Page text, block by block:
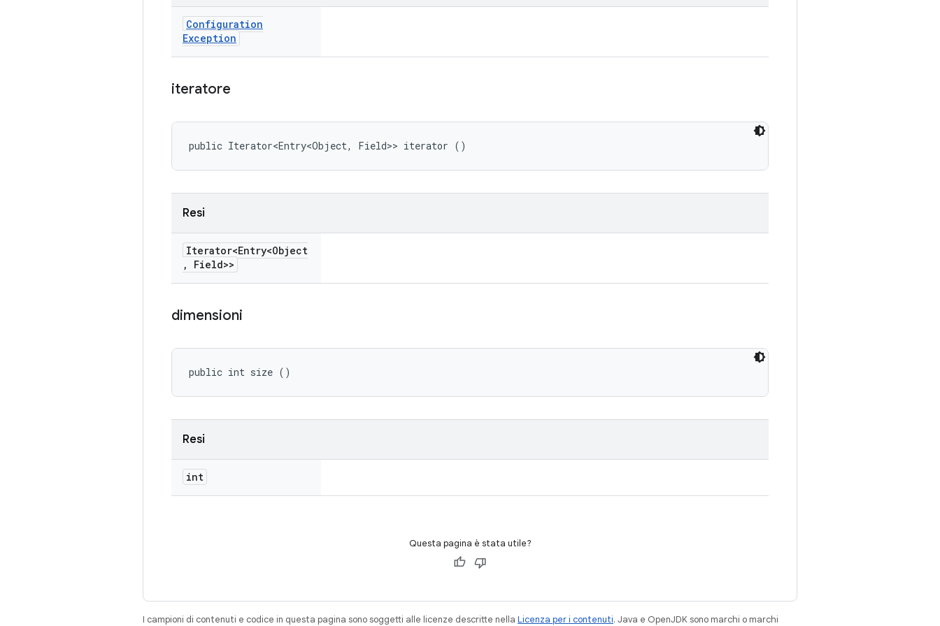
Configuration
Exception
iteratore
public Iterator<Entry<Object, Field>> iterator ()
Resi
Iterator<Entry<Object
,
Field>>
dimensioni
public int size ()
Resi
int
Questa pagina è stata utile?
I campioni di contenuti e codice in questa pagina sono soggetti alle licenze descritte nella Licenza per i contenuti. Java e OpenJDK sono marchi o marchi